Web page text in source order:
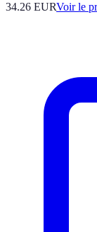
34.26 EURVoir le